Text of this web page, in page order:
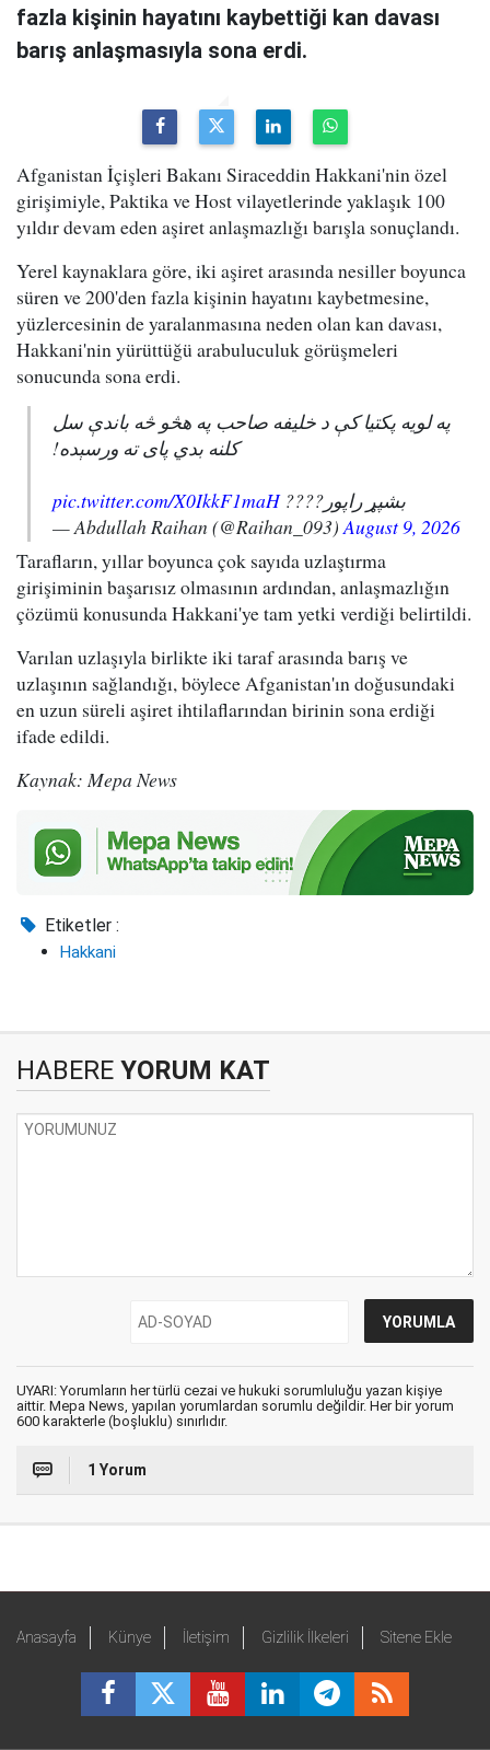
fazla kişinin hayatını kaybettiği kan davası
barış anlaşmasıyla sona erdi.
Afganistan İçişleri Bakanı Siraceddin Hakkani'nin özel
girişimiyle, Paktika ve Host vilayetlerinde yaklaşık 100
yıldır devam eden aşiret anlaşmazlığı barışla sonuçlandı.
Yerel kaynaklara göre, iki aşiret arasında nesiller boyunca
süren ve 200'den fazla kişinin hayatını kaybetmesine,
yüzlercesinin de yaralanmasına neden olan kan davası,
Hakkani'nin yürüttüğü arabuluculuk görüşmeleri
sonucunda sona erdi.
په لویه پکتیا کې د خلیفه صاحب په هڅو څه باندې سل
کلنه بدي پای ته ورسېده!
بشپړ راپور????pic.twitter.com/X0IkkF1maH
— Abdullah Raihan (@Raihan_093)August 9, 2026
Tarafların, yıllar boyunca çok sayıda uzlaştırma
girişiminin başarısız olmasının ardından, anlaşmazlığın
çözümü konusunda Hakkani'ye tam yetki verdiği belirtildi.
Varılan uzlaşıyla birlikte iki taraf arasında barış ve
uzlaşının sağlandığı, böylece Afganistan'ın doğusundaki
en uzun süreli aşiret ihtilaflarından birinin sona erdiği
ifade edildi.
Kaynak: Mepa News
Etiketler :
Hakkani
HABERE YORUM KAT
UYARI: Yorumların her türlü cezai ve hukuki sorumluluğu yazan kişiye
aittir. Mepa News, yapılan yorumlardan sorumlu değildir. Her bir yorum
600 karakterle (boşluklu) sınırlıdır.
1 Yorum
Anasayfa Künye İletişim Gizlilik İlkeleri Sitene Ekle